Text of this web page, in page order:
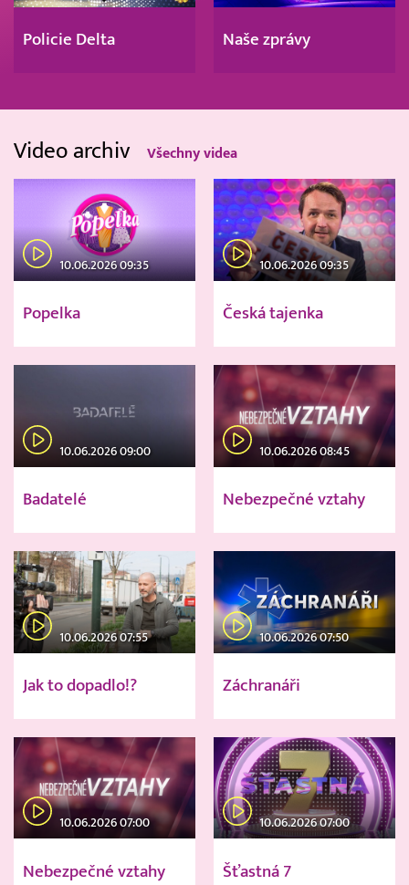
Policie Delta Naše zprávy
Video archiv Všechny videa
10.06.2026 09:35
Popelka
10.06.2026 09:35
Česká tajenka
10.06.2026 09:00
Badatelé
10.06.2026 08:45
Nebezpečné vztahy
10.06.2026 07:55
Jak to dopadlo!?
10.06.2026 07:50
Záchranáři
10.06.2026 07:00
Nebezpečné vztahy
10.06.2026 07:00
Šťastná 7